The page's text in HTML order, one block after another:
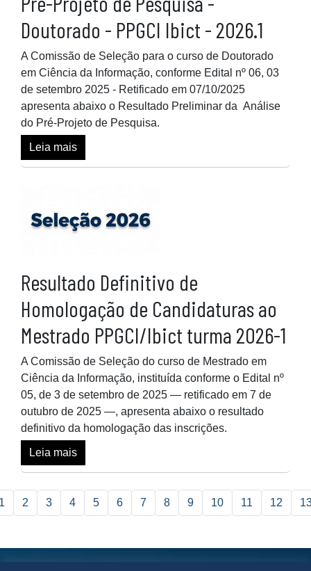
Doutorado - PPGCI Ibict - 2026.1
A Comissão de Seleção para o curso de Doutorado
em Ciência da Informação, conforme Edital nº 06, 03
de setembro 2025 - Retificado em 07/10/2025
apresenta abaixo o Resultado Preliminar da Análise
do Pré-Projeto de Pesquisa.
Leia mais
Resultado Definitivo de
Homologação de Candidaturas ao
Mestrado PPGCI/Ibict turma 2026-1
A Comissão de Seleção do curso de Mestrado em
Ciência da Informação, instituída conforme o Edital nº
05, de 3 de setembro de 2025 — retificado em 7 de
outubro de 2025 —, apresenta abaixo o resultado
definitivo da homologação das inscrições.
Leia mais
2 3 4 5 6 7 8 9 10 11 12